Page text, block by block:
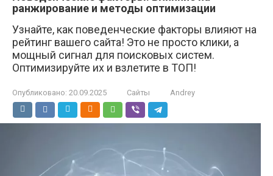
ранжирование и методы оптимизации
Узнайте, как поведенческие факторы влияют на
рейтинг вашего сайта! Это не просто клики, а
мощный сигнал для поисковых систем.
Оптимизируйте их и взлетите в ТОП!
Опубликовано: 20.09.2025 Сайты Andrey